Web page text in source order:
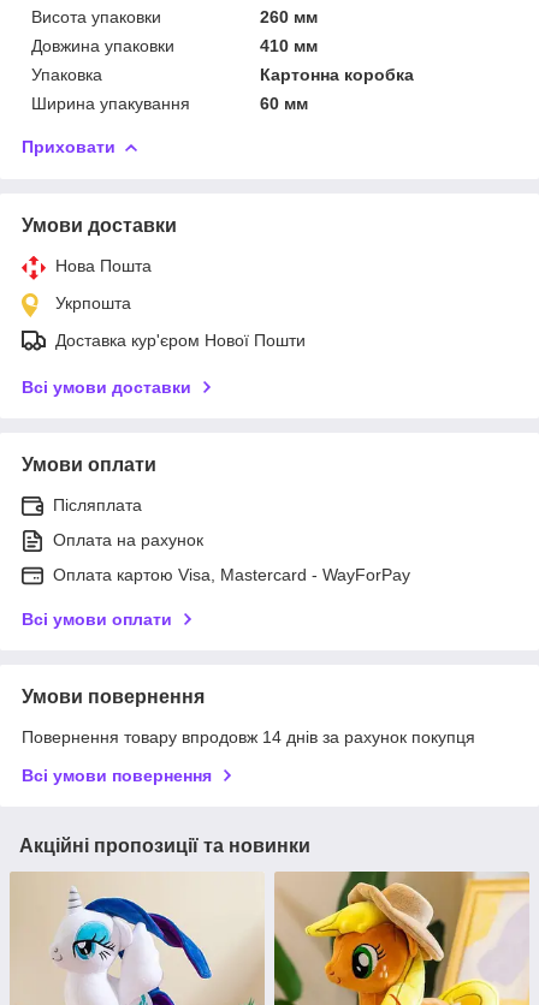
Висота упаковки
260 мм
Довжина упаковки
410 мм
Упаковка
Картонна коробка
Ширина упакування
60 мм
Приховати
Умови доставки
Нова Пошта
Укрпошта
Доставка кур'єром Нової Пошти
Всі умови доставки
Умови оплати
Післяплата
Оплата на рахунок
Оплата картою Visa, Mastercard - WayForPay
Всі умови оплати
Умови повернення
Повернення товару впродовж 14 днів за рахунок покупця
Всі умови повернення
Акційні пропозиції та новинки